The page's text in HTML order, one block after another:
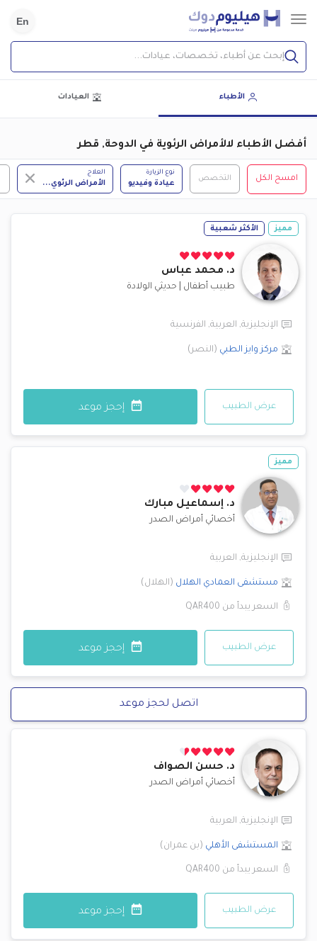
En
إبحث عن أطباء، تخصصات، عيادات...
الأطباء العيادات
أفضل الأطباء لالأمراض الرئوية في الدوحة, قطر
امسح الكل التخصص
نوع الزيارة
عيادة وفيديو
العلاج
الأمراض الرئوي...
مميز الأكثر شعبية
د. محمد عباس
طبيب أطفال حديثي الولادة
الإنجليزية, العربية, الفرنسية
مركز وايز الطبي (النصر)
عرض الطبيب إحجز موعد
مميز
د. إسماعيل مبارك
أخصائي أمراض الصدر
الإنجليزية, العربية
مستشفى العمادي الهلال (الهلال)
السعر يبدأ من QAR400
عرض الطبيب إحجز موعد
اتصل لحجز موعد
د. حسن الصواف
أخصائي أمراض الصدر
الإنجليزية, العربية
المستشفى الأهلي (بن عمران)
السعر يبدأ من QAR400
عرض الطبيب إحجز موعد